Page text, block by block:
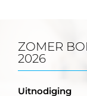
ZOMER
2026
Uitnodiging